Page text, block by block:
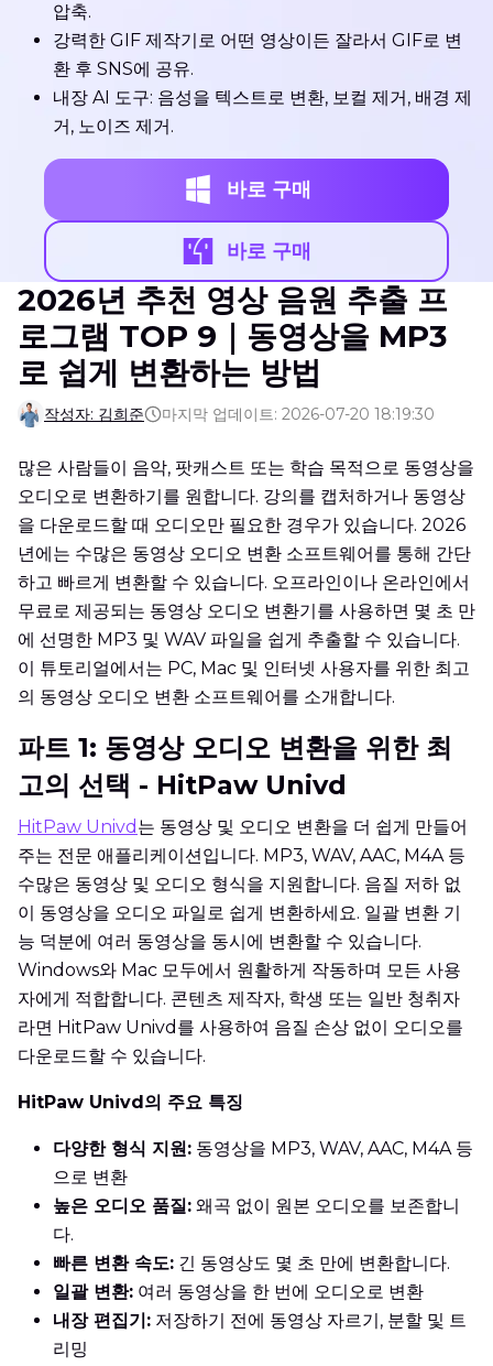
압축.
강력한 GIF 제작기로 어떤 영상이든 잘라서 GIF로 변
환 후 SNS에 공유.
내장 AI 도구: 음성을 텍스트로 변환, 보컬 제거, 배경 제
거, 노이즈 제거.
바로 구매
바로 구매
2026년 추천 영상 음원 추출 프
로그램 TOP 9｜동영상을 MP3
로 쉽게 변환하는 방법
작성자: 김희준 마지막 업데이트: 2026-07-20 18:19:30
많은 사람들이 음악, 팟캐스트 또는 학습 목적으로 동영상을
오디오로 변환하기를 원합니다. 강의를 캡처하거나 동영상
을 다운로드할 때 오디오만 필요한 경우가 있습니다. 2026
년에는 수많은 동영상 오디오 변환 소프트웨어를 통해 간단
하고 빠르게 변환할 수 있습니다. 오프라인이나 온라인에서
무료로 제공되는 동영상 오디오 변환기를 사용하면 몇 초 만
에 선명한 MP3 및 WAV 파일을 쉽게 추출할 수 있습니다.
이 튜토리얼에서는 PC, Mac 및 인터넷 사용자를 위한 최고
의 동영상 오디오 변환 소프트웨어를 소개합니다.
파트 1: 동영상 오디오 변환을 위한 최
고의 선택 - HitPaw Univd
HitPaw Univd 는 동영상 및 오디오 변환을 더 쉽게 만들어
주는 전문 애플리케이션입니다. MP3, WAV, AAC, M4A 등
수많은 동영상 및 오디오 형식을 지원합니다. 음질 저하 없
이 동영상을 오디오 파일로 쉽게 변환하세요. 일괄 변환 기
능 덕분에 여러 동영상을 동시에 변환할 수 있습니다.
Windows와 Mac 모두에서 원활하게 작동하며 모든 사용
자에게 적합합니다. 콘텐츠 제작자, 학생 또는 일반 청취자
라면 HitPaw Univd를 사용하여 음질 손상 없이 오디오를
다운로드할 수 있습니다.
HitPaw Univd의 주요 특징
다양한 형식 지원: 동영상을 MP3, WAV, AAC, M4A 등
으로 변환
높은 오디오 품질: 왜곡 없이 원본 오디오를 보존합니
다.
빠른 변환 속도: 긴 동영상도 몇 초 만에 변환합니다.
일괄 변환: 여러 동영상을 한 번에 오디오로 변환
내장 편집기: 저장하기 전에 동영상 자르기, 분할 및 트
리밍